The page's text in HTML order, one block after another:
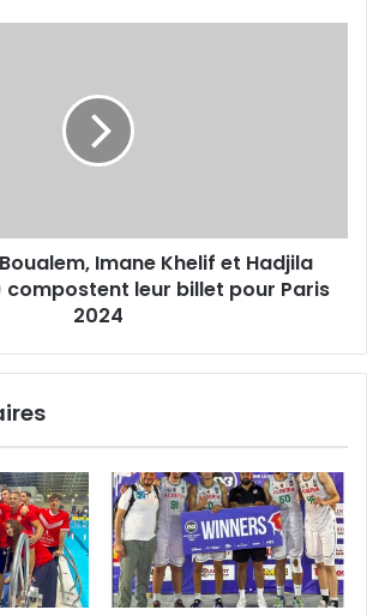
Imane Khelif et Hadjila
compostent leur billet pour Paris
2024